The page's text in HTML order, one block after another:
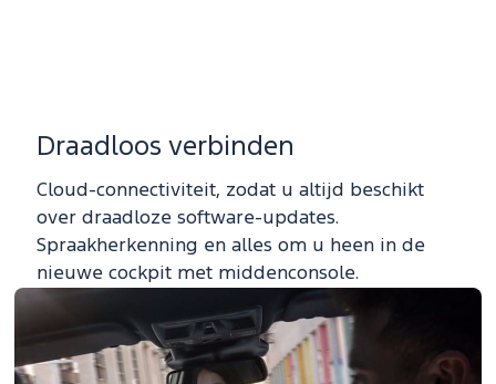
Draadloos verbinden
Cloud-connectiviteit, zodat u altijd beschikt
over draadloze software-updates.
Spraakherkenning en alles om u heen in de
nieuwe cockpit met middenconsole.